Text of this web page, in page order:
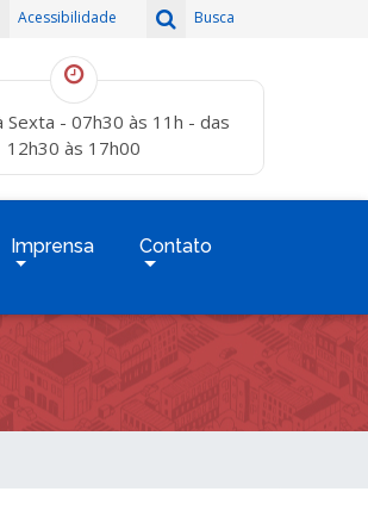
Busca
Acessibilidade
Sexta - 07h30 às 11h - das
12h30 às 17h00
Imprensa Contato